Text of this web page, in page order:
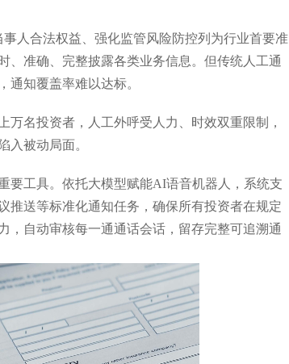
人合法权益、强化监管风险防控列为行业首要准
、准确、完整披露各类业务信息。但传统人工通
通知覆盖率难以达标。
名投资者，人工外呼受人力、时效双重限制，
入被动局面。
工具。依托大模型赋能AI语音机器人，系统支
推送等标准化通知任务，确保所有投资者在规定
，自动审核每一通通话会话，留存完整可追溯通